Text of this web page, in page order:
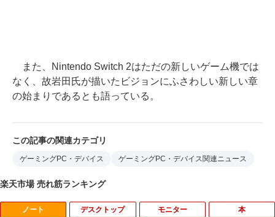
また、Nintendo Switch 2はただの新しいゲーム機では
なく、故岩田氏が描いたビジョンにふさわしい新しい章
の始まりであるとも語っている。
この記事の関連カテゴリ
ゲーミングPC・デバイス ゲーミングPC・デバイス関連ニュース
楽天市場 売れ筋ランキング
ノート デスクトップ モニター 本